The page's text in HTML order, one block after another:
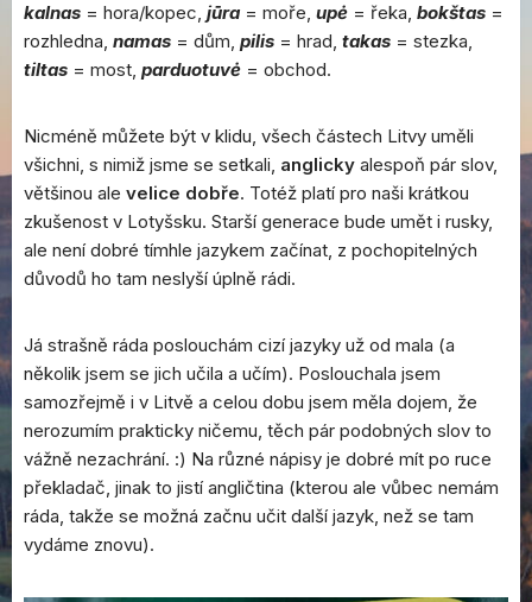
kalnas = hora/kopec, jūra = moře, upė = řeka, bokštas =
rozhledna, namas = dům, pilis = hrad, takas = stezka,
tiltas = most, parduotuvė = obchod.
Nicméně můžete být v klidu, všech částech Litvy uměli
všichni, s nimiž jsme se setkali, anglicky alespoň pár slov,
většinou ale velice dobře. Totéž platí pro naši krátkou
zkušenost v Lotyšsku. Starší generace bude umět i rusky,
ale není dobré tímhle jazykem začínat, z pochopitelných
důvodů ho tam neslyší úplně rádi.
Já strašně ráda poslouchám cizí jazyky už od mala (a
několik jsem se jich učila a učím). Poslouchala jsem
samozřejmě i v Litvě a celou dobu jsem měla dojem, že
nerozumím prakticky ničemu, těch pár podobných slov to
vážně nezachrání. :) Na různé nápisy je dobré mít po ruce
překladač, jinak to jistí angličtina (kterou ale vůbec nemám
ráda, takže se možná začnu učit další jazyk, než se tam
vydáme znovu).